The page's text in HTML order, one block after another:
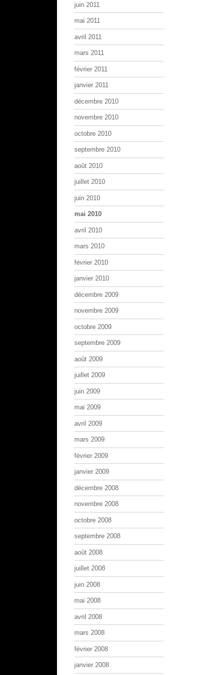
juin 2011
mai 2011
avril 2011
mars 2011
février 2011
janvier 2011
décembre 2010
novembre 2010
octobre 2010
septembre 2010
août 2010
juillet 2010
juin 2010
mai 2010
avril 2010
mars 2010
février 2010
janvier 2010
décembre 2009
novembre 2009
octobre 2009
septembre 2009
août 2009
juillet 2009
juin 2009
mai 2009
avril 2009
mars 2009
février 2009
janvier 2009
décembre 2008
novembre 2008
octobre 2008
septembre 2008
août 2008
juillet 2008
juin 2008
mai 2008
avril 2008
mars 2008
février 2008
janvier 2008